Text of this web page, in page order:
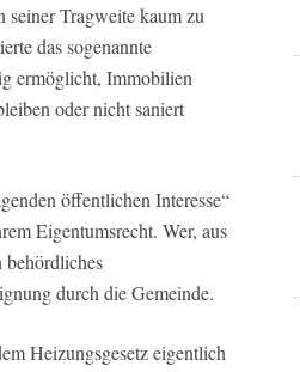
seiner Tragweite kaum zu
das sogenannte
ermöglicht, Immobilien
oder nicht saniert
öffentlichen Interesse“
Eigentumsrecht. Wer, aus
behördliches
durch die Gemeinde.
Heizungsgesetz eigentlich